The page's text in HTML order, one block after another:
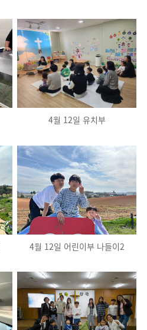
4월 12일 유치부
4월 12일 어린이부 나들이2